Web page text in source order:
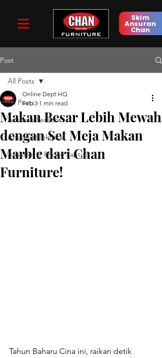
Skim
Ansuran
Chan
Post
All Posts
Ansuran Perabot
Ansuran Elektrikal
Ansuran IT Phone Laptop
All Posts
Makan Besar Lebih Mewah
dengan Set Meja Makan
Marble dari Chan
Furniture!
Online Dept HQ
Feb 3 1 min read
Tahun Baharu Cina ini, raikan detik